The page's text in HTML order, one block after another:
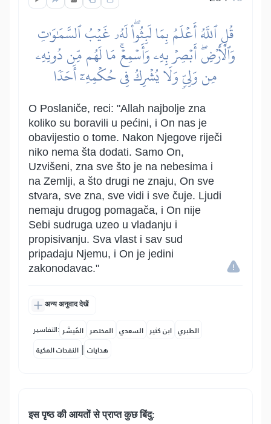
قُلِ ٱللَّهُ أَعۡلَمُ بِمَا لَبِثُواْۖ لَهُۥ غَيۡبُ ٱلسَّمَٰوَٰتِ
وَٱلۡأَرۡضِۖ أَبۡصِرۡ بِهِۦ وَأَسۡمِعۡۚ مَا لَهُم مِّن دُونِهِۦ
مِن وَلِيّٖ وَلَا يُشۡرِكُ فِي حُكۡمِهِۦٓ أَحَدٗا
O Poslaniče, reci: "Allah najbolje zna
koliko su boravili u pećini, i On nas je
obavijestio o tome. Nakon Njegove riječi
niko nema šta dodati. Samo On,
Uzvišeni, zna sve što je na nebesima i
na Zemlji, a što drugi ne znaju, On sve
stvara, sve zna, sve vidi i sve čuje. Ljudi
nemaju drugog pomagača, i On nije
Sebi sudruga uzeo u vladanju i
propisivanju. Sva vlast i sav sud
pripadaju Njemu, i On je jedini
zakonodavac."
अन्य अनुवाद देखें
التفاسير: المُيسَّر المختصر السعدي ابن كثير الطبري
النفحات المكية | هدايات
इस पृष्ठ की आयतों से प्राप्त कुछ बिंदु: